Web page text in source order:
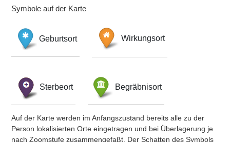
Symbole auf der Karte
Geburtsort Wirkungsort
Sterbeort Begräbnisort
Auf der Karte werden im Anfangszustand bereits alle zu der
Person lokalisierten Orte eingetragen und bei Überlagerung je
nach Zoomstufe zusammengefaßt. Der Schatten des Symbols